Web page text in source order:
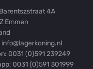
4A
Emmen
info@lagerkoning.nl
0031 (0)591 239249
0031 (0)591 301999